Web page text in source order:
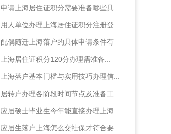
申请上海居住证积分需要准备哪些具...
用人单位办理上海居住证积分注册登...
配偶随迁上海落户的具体申请条件有...
上海居住证积分120分办理需准备...
上海落户基本门槛与实用技巧办理信...
居转户办理各阶段时间节点及准备工...
应届硕士毕业生今年能直接办理上海...
应届生落户上海怎么交社保才符合要...